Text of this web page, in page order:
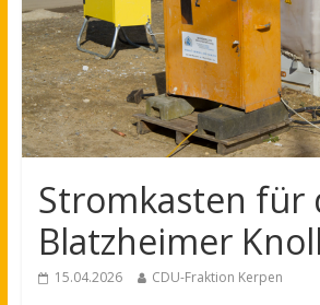
Stromkasten für
Blatzheimer
15.04.2026 CDU-Fraktion Kerpen